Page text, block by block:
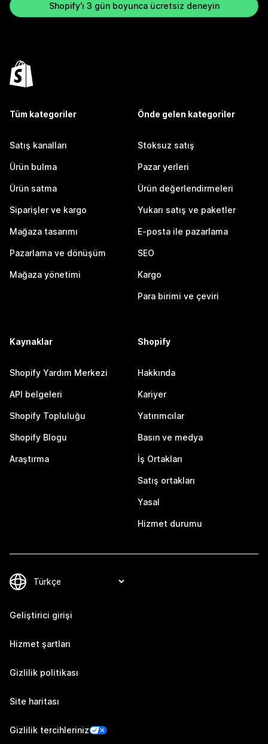
Shopify'ı 3 gün boyunca ücretsiz deneyin
Tüm kategoriler
Satış kanalları
Ürün bulma
Ürün satma
Siparişler ve kargo
Mağaza tasarımı
Pazarlama ve dönüşüm
Mağaza yönetimi
Önde gelen kategoriler
Stoksuz satış
Pazar yerleri
Ürün değerlendirmeleri
Yukarı satış ve paketler
E-posta ile pazarlama
SEO
Kargo
Para birimi ve çeviri
Kaynaklar
Shopify Yardım Merkezi
API belgeleri
Shopify Topluluğu
Shopify Blogu
Araştırma
Shopify
Hakkında
Kariyer
Yatırımcılar
Basın ve medya
İş Ortakları
Satış ortakları
Yasal
Hizmet durumu
Geliştirici girişi
Hizmet şartları
Gizlilik politikası
Site haritası
Gizlilik tercihleriniz